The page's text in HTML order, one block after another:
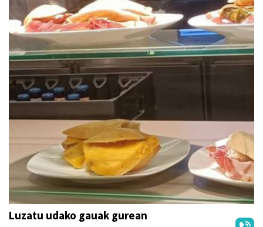
Luzatu udako gauak gurean